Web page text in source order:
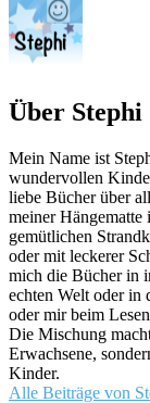
Über Stephi
Mein Name ist
wundervollen
liebe Bücher über
meiner Hängematte
gemütlichen
oder mit leckerer
mich die Bücher in
echten Welt oder in
oder mir beim
Die Mischung
Erwachsene,
Kinder.
Alle Beiträge von